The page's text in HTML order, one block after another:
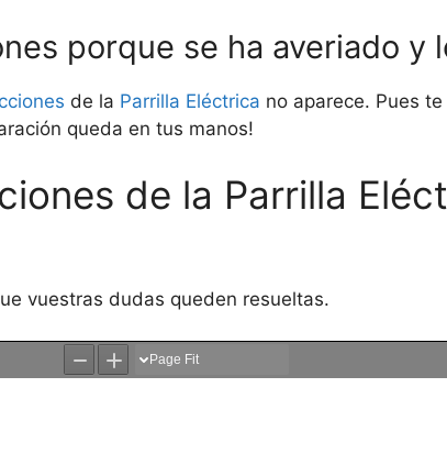
porque se ha averiado y
de la Parrilla Eléctrica no aparece. Pues
queda en tus manos!
de la Parrilla
vuestras dudas queden resueltas.